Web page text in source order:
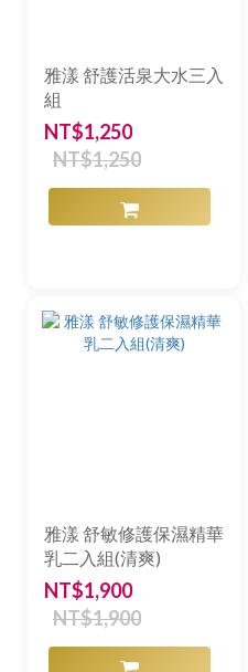
雅漾 舒護活泉大水三入
組
NT$1,250
NT$1,250
雅漾 舒敏修護保濕精華
乳二入組(清爽)
NT$1,900
NT$1,900